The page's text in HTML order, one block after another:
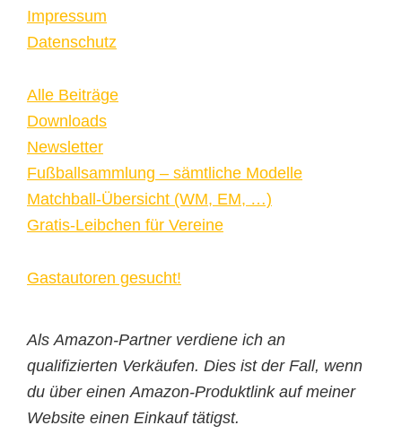
Impressum
Datenschutz
Alle Beiträge
Downloads
Newsletter
Fußballsammlung – sämtliche Modelle
Matchball-Übersicht (WM, EM, …)
Gratis-Leibchen für Vereine
Gastautoren gesucht!
Als Amazon-Partner verdiene ich an
qualifizierten Verkäufen. Dies ist der Fall, wenn
du über einen Amazon-Produktlink auf meiner
Website einen Einkauf tätigst.